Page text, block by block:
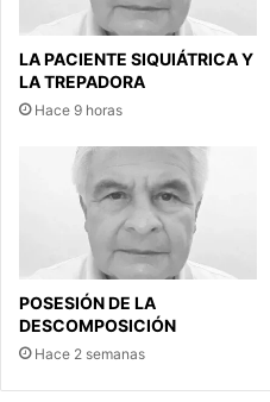
LA PACIENTE SIQUIÁTRICA Y
LA TREPADORA
Hace 9 horas
POSESIÓN DE LA
DESCOMPOSICIÓN
Hace 2 semanas